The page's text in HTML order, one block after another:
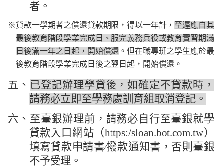
者。
※貸款一學期者之償還貸款期限，得以一年計， 至遲應自其
最後教育階段學業完成日、服完義務兵役或教育實習期滿
日後滿一年之日起，開始償還 。但在職專班之學生應於最
後教育階段學業完成日後之翌日起，開始償還。
五、 已登記辦理學貸後，如確定不貸款時，
請務必立即至學務處訓育組取消登記。
六、至臺銀辦理前，請務必自行至臺銀就學
貸款入口網站（https:/sloan.bot.com.tw）
填寫貸款申請書∕撥款通知書，否則臺銀
不予受理。